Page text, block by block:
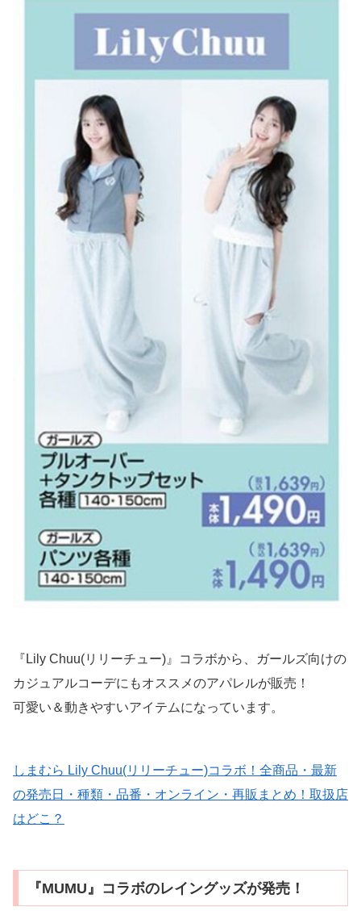
『Lily Chuu(リリーチュー)』コラボから、ガールズ向けの
カジュアルコーデにもオススメのアパレルが販売！
可愛い＆動きやすいアイテムになっています。
しまむら Lily Chuu(リリーチュー)コラボ！全商品・最新
の発売日・種類・品番・オンライン・再販まとめ！取扱店
はどこ？
『MUMU』コラボのレイングッズが発売！